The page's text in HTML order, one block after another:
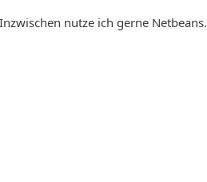
nutze ich gerne Netbeans.